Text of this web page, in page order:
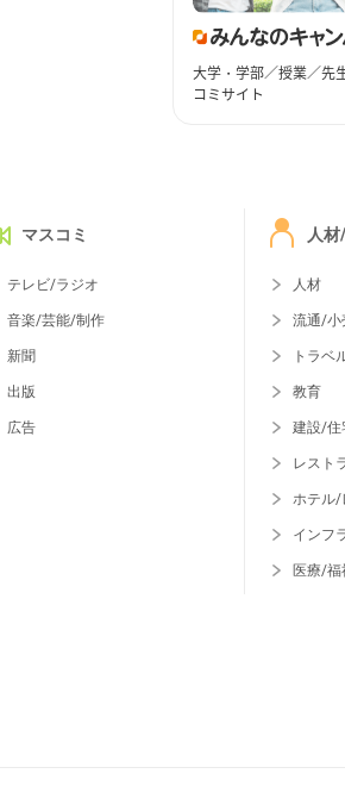
大学・学部／授業／先
コミサイト
マスコミ
テレビ/ラジオ
音楽/芸能/制作
新聞
出版
広告
人
人材
流通/小
トラベ
教育
建設/住
レスト
ホテル/
インフ
医療/福